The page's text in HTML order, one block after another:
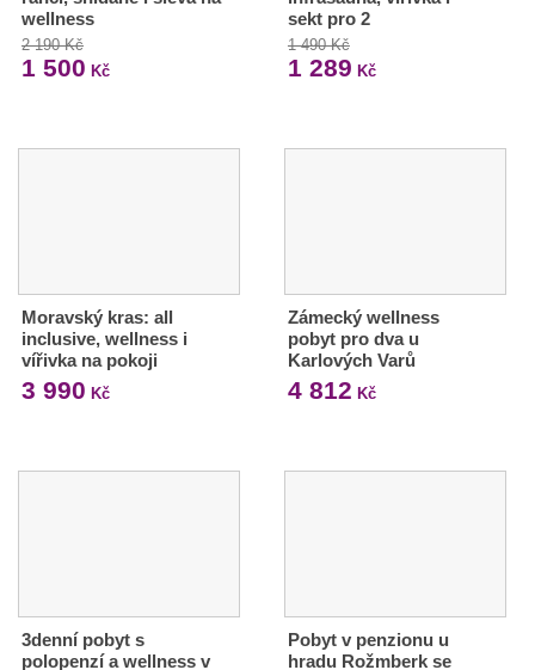
wellness
2 190 Kč
1 500 Kč
sekt pro 2
1 490 Kč
1 289 Kč
Moravský kras: all
inclusive, wellness i
vířivka na pokoji
3 990 Kč
Zámecký wellness
pobyt pro dva u
Karlových Varů
4 812 Kč
3denní pobyt s
polopenzí a wellness v
Pobyt v penzionu u
hradu Rožmberk se